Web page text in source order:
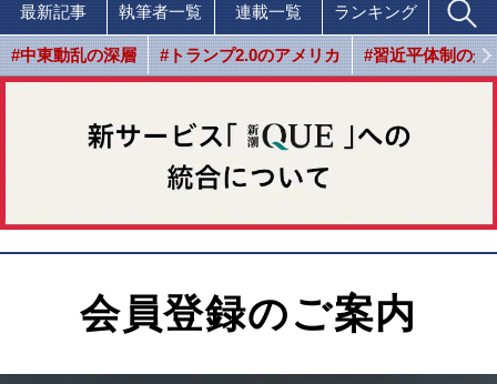
最新記事 執筆者一覧 連載一覧 ランキング
#中東動乱の深層 #トランプ2.0のアメリカ #習近平体制の光
会員登録のご案内